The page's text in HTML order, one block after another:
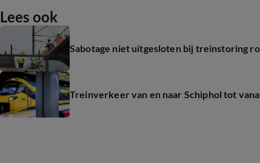
Lees ook
Sabotage niet uitgesloten bij treinstoring
Treinverkeer van en naar Schiphol tot